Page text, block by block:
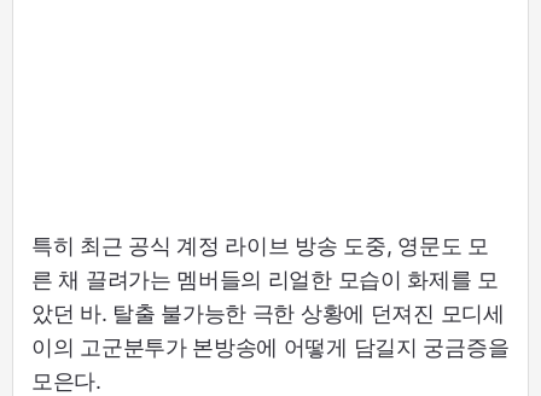
특히 최근 공식 계정 라이브 방송 도중, 영문도 모
른 채 끌려가는 멤버들의 리얼한 모습이 화제를 모
았던 바. 탈출 불가능한 극한 상황에 던져진 모디세
이의 고군분투가 본방송에 어떻게 담길지 궁금증을
모은다.